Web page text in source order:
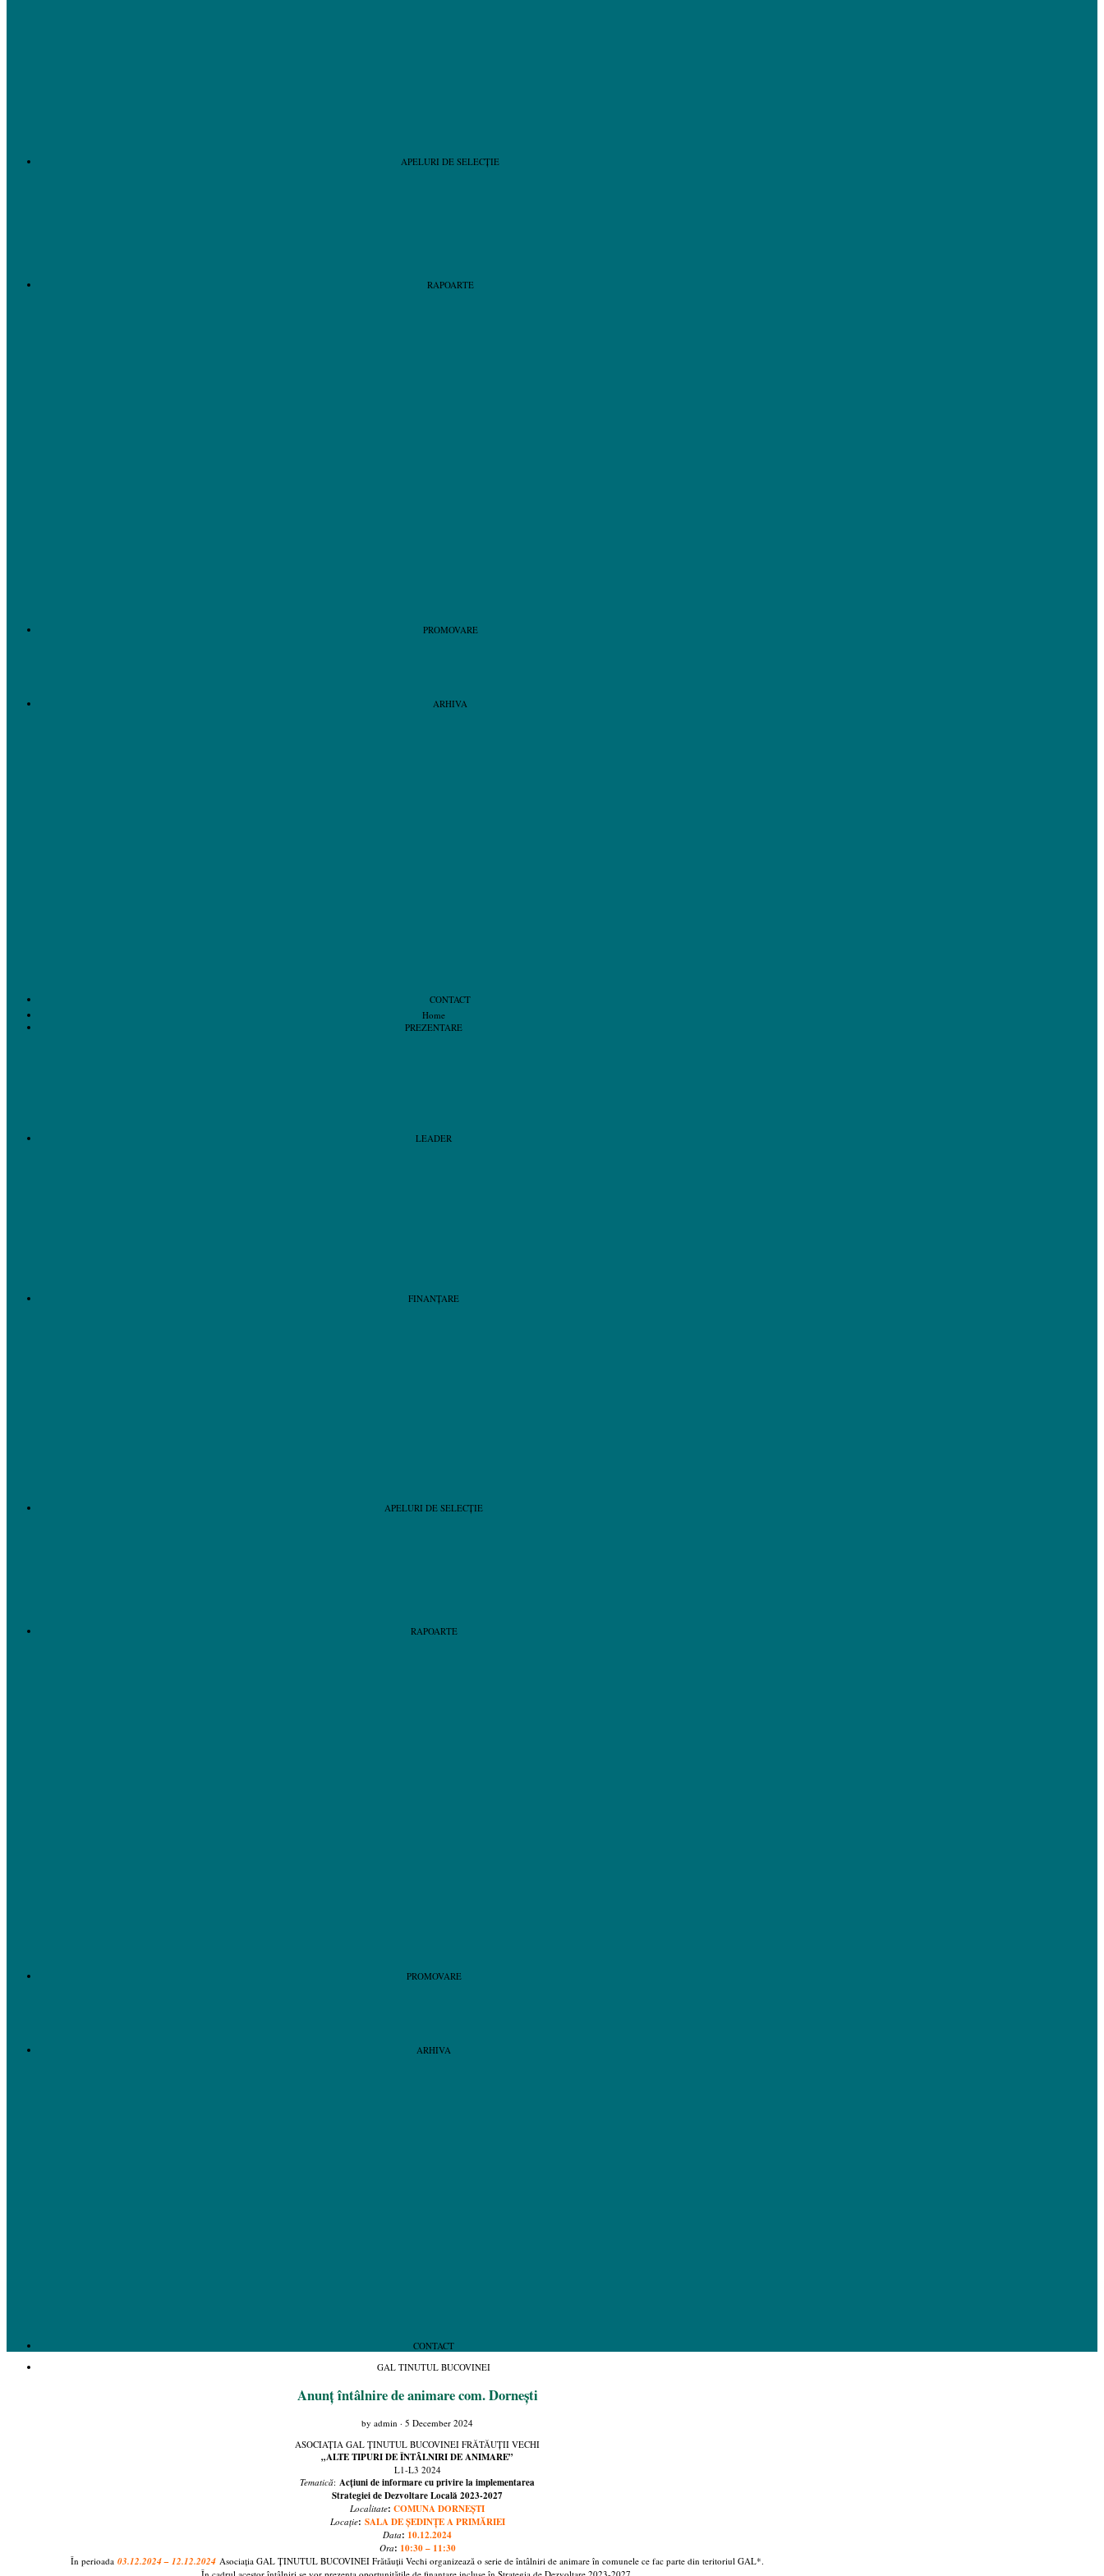
APELURI DE SELECȚIE
RAPOARTE
PROMOVARE
ARHIVA
CONTACT
Home
PREZENTARE
LEADER
FINANȚARE
APELURI DE SELECȚIE
RAPOARTE
PROMOVARE
ARHIVA
CONTACT
GAL TINUTUL BUCOVINEI
Anunț întâlnire de animare com. Dornești
by admin · 5 December 2024
ASOCIAȚIA GAL ȚINUTUL BUCOVINEI FRĂTĂUȚII VECHI
„ALTE TIPURI DE ÎNTÂLNIRI DE ANIMARE”
L1-L3 2024
Tematică: Acțiuni de informare cu privire la implementarea
Strategiei de Dezvoltare Locală 2023-2027
Localitate: COMUNA DORNEȘTI
Locație: SALA DE ȘEDINȚE A PRIMĂRIEI
Data: 10.12.2024
Ora: 10:30 – 11:30
În perioada 03.12.2024 – 12.12.2024 Asociația GAL ȚINUTUL BUCOVINEI Frătăuții Vechi organizează o serie de întâlniri de animare în comunele ce fac parte din teritoriul GAL*.